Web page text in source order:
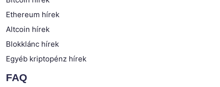
Ethereum hírek
Altcoin hírek
Blokklánc hírek
Egyéb kriptopénz hírek
FAQ